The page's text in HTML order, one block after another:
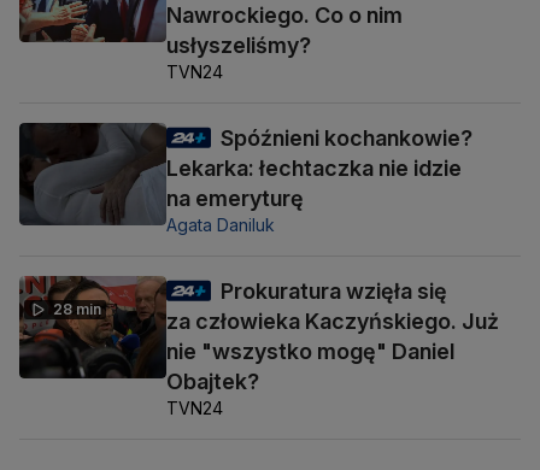
Nawrockiego. Co o nim
usłyszeliśmy?
TVN24
Spóźnieni kochankowie?
Lekarka: łechtaczka nie idzie
na emeryturę
Agata Daniluk
28 min
Prokuratura wzięła się
za człowieka Kaczyńskiego. Już
nie "wszystko mogę" Daniel
Obajtek?
TVN24